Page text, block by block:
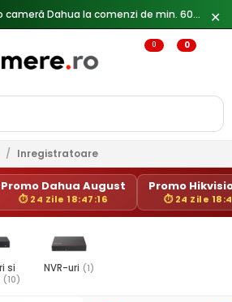
🎁 Câștigă săptămânal o cameră Dahua la comenzi de min. 600 lei — ✕
0 0
/ Inregistratoare
Promo Dahua August
⏱ 24 Zile 18:47:15
Promo
⏱ 24 Zile
si
(10)
NVR-uri (1)